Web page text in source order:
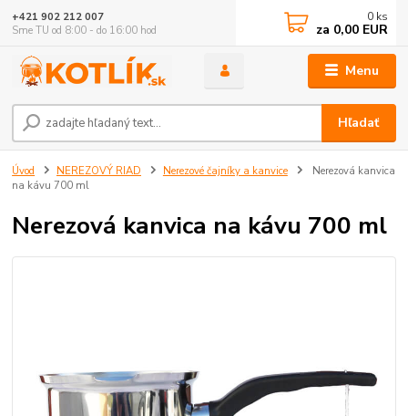
Menu
Hľadať
+421 902 212 007
Sme TU od 8:00 - do 16:00 hod
0 ks
za 0,00 EUR
Úvod NEREZOVÝ RIAD Nerezové čajníky a kanvice
Nerezová kanvica
na kávu 700 ml
Nerezová kanvica na kávu 700 ml